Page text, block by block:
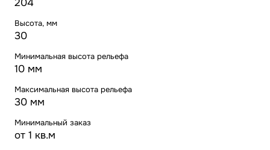
204
Высота, мм
30
Минимальная высота рельефа
10 мм
Максимальная высота рельефа
30 мм
Минимальный заказ
от 1 кв.м